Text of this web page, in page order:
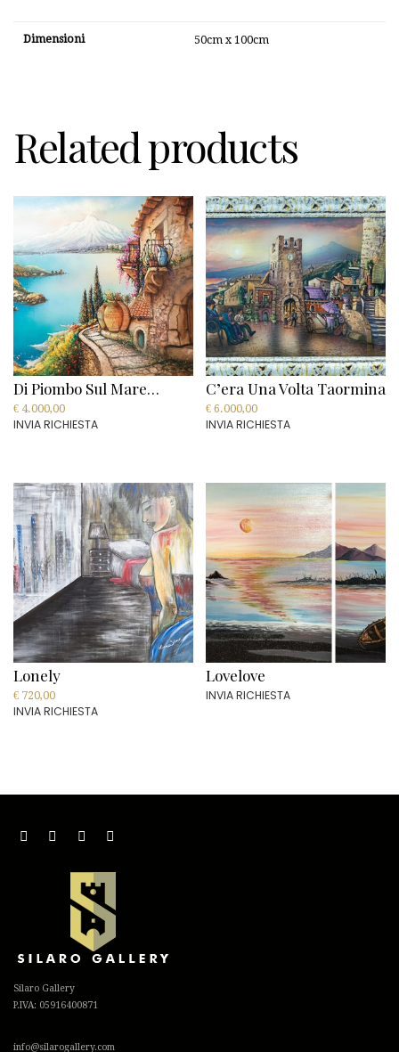
Dimensioni 50cm x 100cm
Related products
Di Piombo Sul Mare…
€ 4.000,00
INVIA RICHIESTA
C’era Una Volta Taormina
€ 6.000,00
INVIA RICHIESTA
Lonely
€ 720,00
INVIA RICHIESTA
Lovelove
INVIA RICHIESTA
Silaro Gallery
P.IVA: 05916400871
info@silarogallery.com